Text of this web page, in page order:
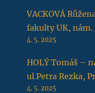
VACKOVÁ
fakulty UK, nám.
4. 5. 2025
HOLÝ Tomáš –
ul.Petra Rezka,
4. 5. 2025